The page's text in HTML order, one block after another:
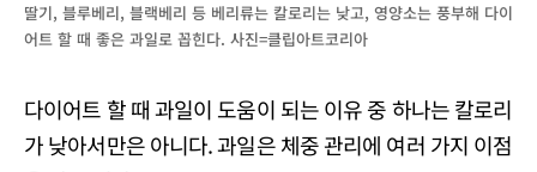
딸기, 블루베리, 블랙베리 등 베리류는 칼로리는 낮고, 영양소는 풍부해 다이
어트 할 때 좋은 과일로 꼽힌다. 사진=클립아트코리아
다이어트 할 때 과일이 도움이 되는 이유 중 하나는 칼로리
가 낮아서만은 아니다. 과일은 체중 관리에 여러 가지 이점